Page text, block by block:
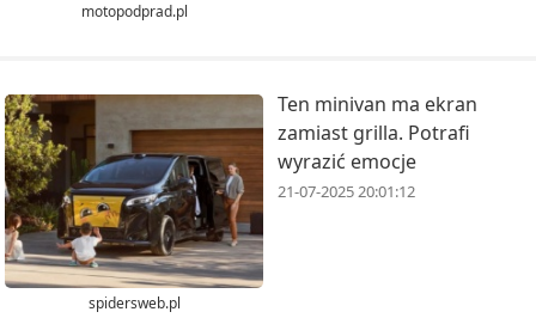
motopodprad.pl
spidersweb.pl
Ten minivan ma ekran
zamiast grilla. Potrafi
wyrazić emocje
21-07-2025 20:01:12